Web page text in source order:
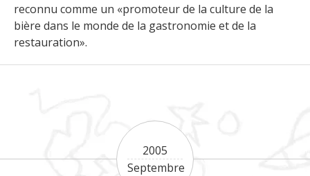
reconnu comme un «promoteur de la culture de la
bière dans le monde de la gastronomie et de la
restauration».
2005
Septembre